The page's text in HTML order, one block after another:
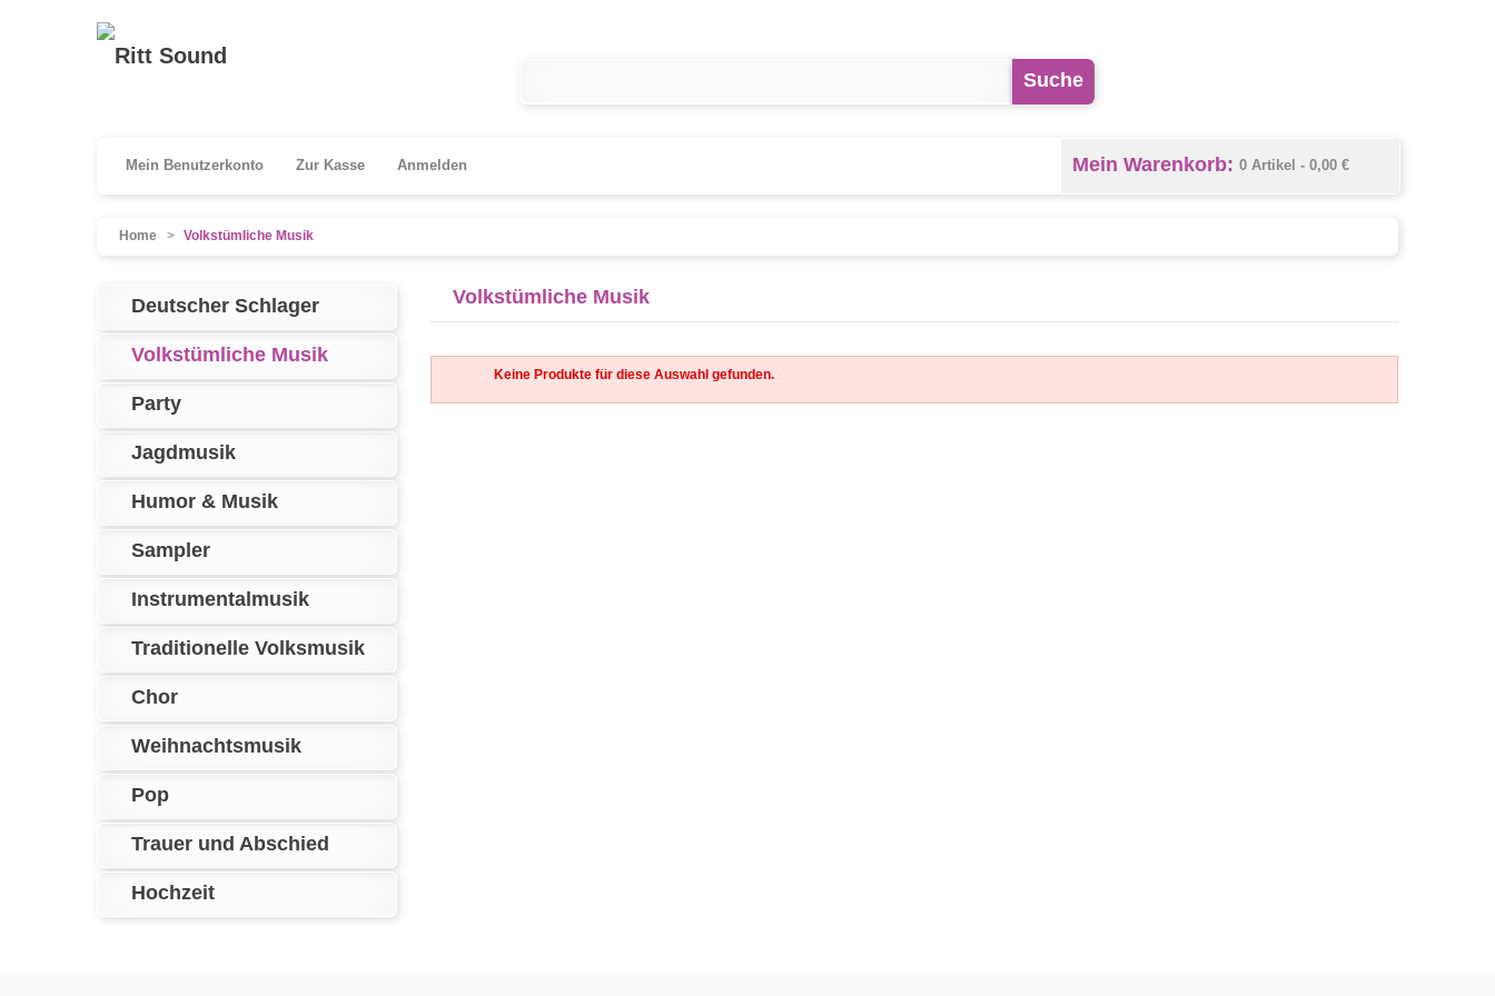
Suche
Mein Warenkorb: 0 Artikel - 0,00 €
Anmelden
Mein Benutzerkonto Zur Kasse
Home > Volkstümliche Musik
Volkstümliche Musik
Keine Produkte für diese Auswahl gefunden.
Deutscher Schlager
Volkstümliche Musik
Party
Jagdmusik
Humor & Musik
Sampler
Instrumentalmusik
Traditionelle Volksmusik
Chor
Weihnachtsmusik
Pop
Trauer und Abschied
Hochzeit